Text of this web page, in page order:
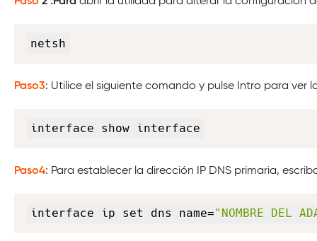
netsh
Paso3: Utilice el siguiente comando y pulse Intro para ver
interface show interface
Paso4: Para establecer la dirección IP DNS primaria,
interface ip set dns name="NOMBRE DEL